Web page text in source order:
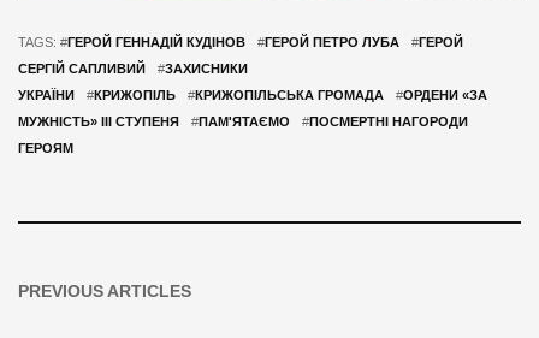
TAGS: #ГЕРОЙ ГЕННАДІЙ КУДІНОВ #ГЕРОЙ ПЕТРО ЛУБА #ГЕРОЙ
СЕРГІЙ САПЛИВИЙ
#ЗАХИСНИКИ
УКРАЇНИ
#КРИЖОПІЛЬ #КРИЖОПІЛЬСЬКА ГРОМАДА #ОРДЕНИ «ЗА
МУЖНІСТЬ» ІІІ СТУПЕНЯ
#ПАМ'ЯТАЄМО #ПОСМЕРТНІ НАГОРОДИ
ГЕРОЯМ
PREVIOUS ARTICLES